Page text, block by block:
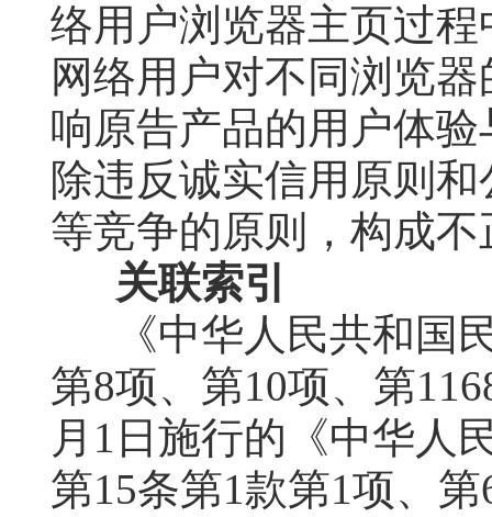
络用户浏览器主页过
网络用户对不同浏览
响原告产品的用户体
除违反诚实信用原则
等竞争的原则，构成
关联索引
《中华人民共和国
第8项、第10项、第
月1日施行的《中华人
第15条第1款第1项、